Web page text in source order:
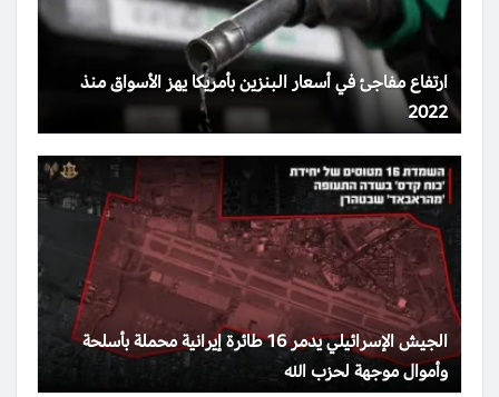
ارتفاع مفاجئ في أسعار البنزين بأمريكا يهز الأسواق منذ
2022
الجيش الإسرائيلي يدمر 16 طائرة إيرانية محملة بأسلحة
وأموال موجهة لحزب الله